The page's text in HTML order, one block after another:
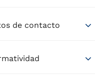
de contacto